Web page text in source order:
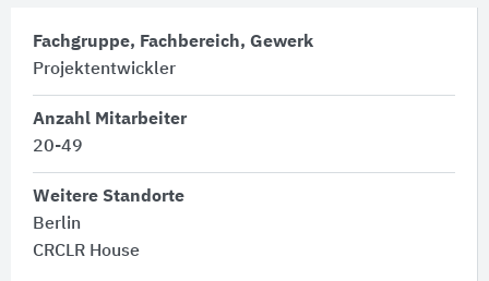
Fachgruppe, Fachbereich, Gewerk
Projektentwickler
Anzahl Mitarbeiter
20-49
Weitere Standorte
Berlin
CRCLR House